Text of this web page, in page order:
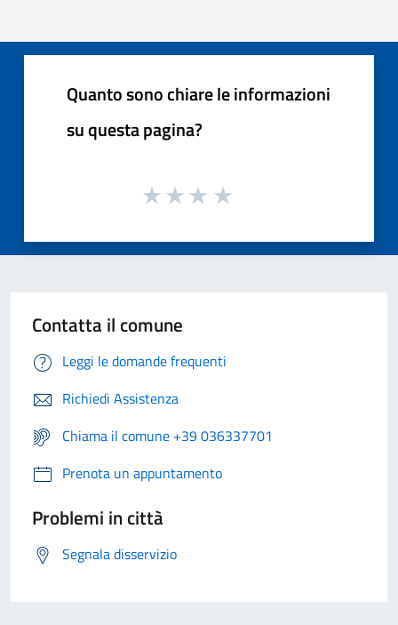
Quanto sono chiare le informazioni
su questa pagina?
Contatta il comune
Leggi le domande frequenti
Richiedi Assistenza
Chiama il comune +39 036337701
Prenota un appuntamento
Problemi in città
Segnala disservizio